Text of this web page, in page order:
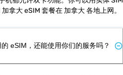
拿大 eSIM 套餐在 加拿大 各地上网。
eSIM，还能使用你们的服务吗？